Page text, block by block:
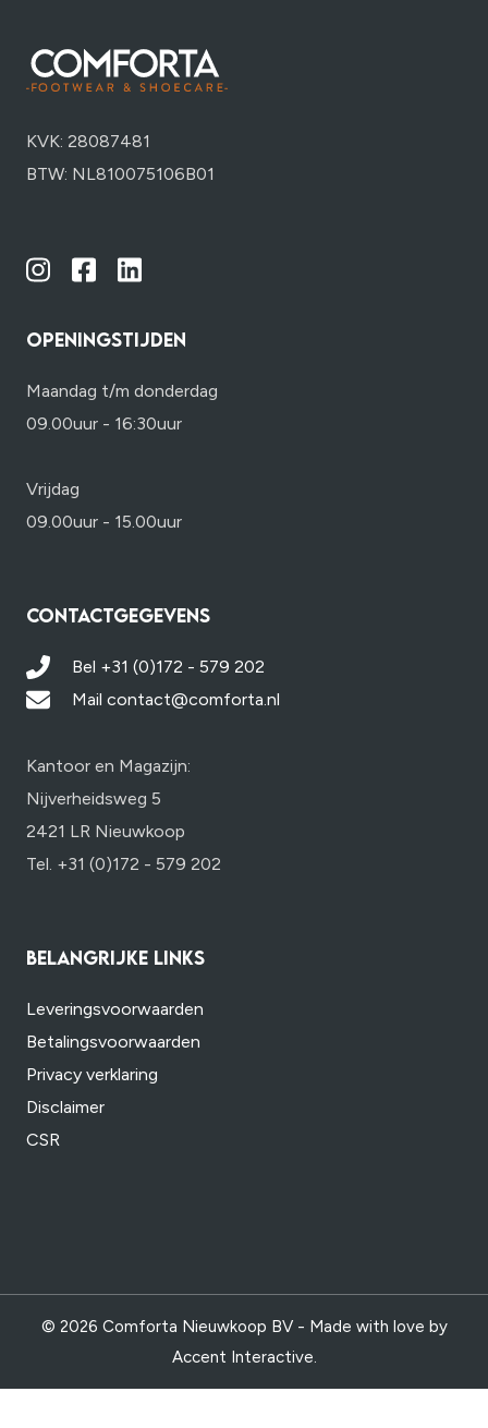
KVK: 28087481
BTW: NL810075106B01
OPENINGSTIJDEN
Maandag t/m donderdag
09.00uur - 16:30uur
Vrijdag
09.00uur - 15.00uur
CONTACTGEGEVENS
Bel +31 (0)172 - 579 202
Mail contact@comforta.nl
Kantoor en Magazijn:
Nijverheidsweg 5
2421 LR Nieuwkoop
Tel. +31 (0)172 - 579 202
BELANGRIJKE LINKS
Leveringsvoorwaarden
Betalingsvoorwaarden
Privacy verklaring
Disclaimer
CSR
© 2026 Comforta Nieuwkoop BV - Made with love by
Accent Interactive.